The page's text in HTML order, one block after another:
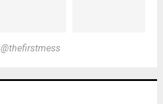
@thefirstmess